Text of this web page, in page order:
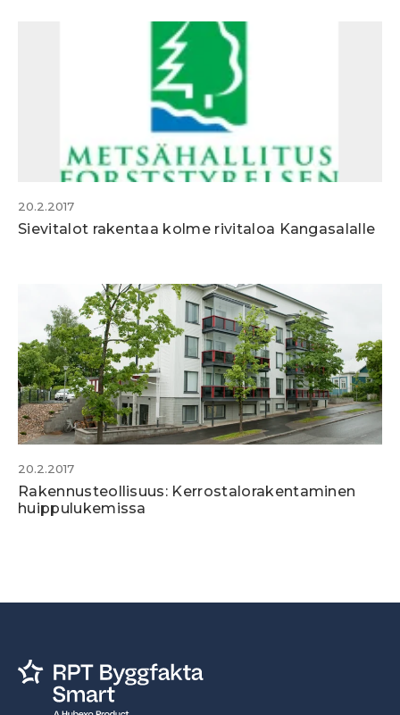
20.2.2017
Sievitalot rakentaa kolme rivitaloa Kangasalalle
20.2.2017
Rakennusteollisuus: Kerrostalorakentaminen
huippulukemissa